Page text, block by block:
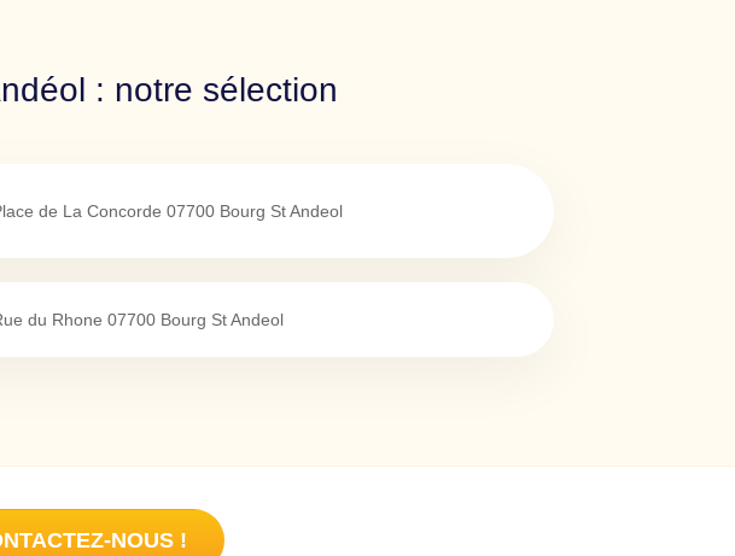
: notre sélection
de La Concorde 07700 Bourg St Andeol
du Rhone 07700 Bourg St Andeol
NOUS !